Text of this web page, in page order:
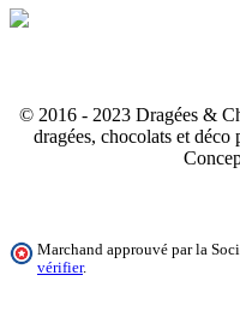
© 2016 - 2023 Dragées &
dragées, chocolats et
Marchand approuvé par la
vérifier.